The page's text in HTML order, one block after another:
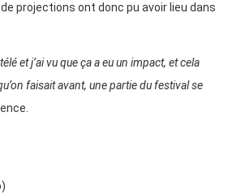
projections ont donc pu avoir lieu dans
et j’ai vu que ça a eu un impact, et cela
faisait avant, une partie du festival se